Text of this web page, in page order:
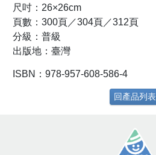
尺吋：26×26cm
頁數：300頁／304頁／312頁
分級：普級
出版地：臺灣
ISBN：978-957-608-586-4
回產品列表